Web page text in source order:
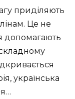
приділяють
Це не
допомагають
українська